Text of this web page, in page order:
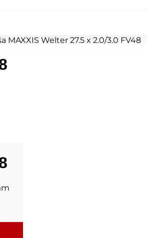
MAXXIS Welter 27.5 x 2.0/3.0 FV48